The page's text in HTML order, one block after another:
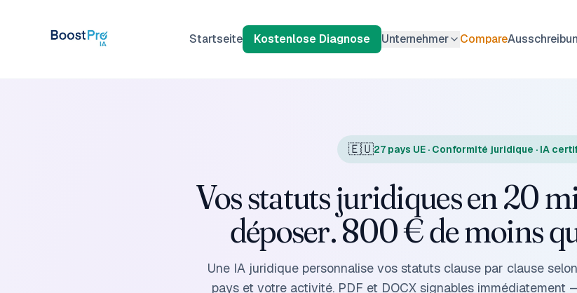
Startseite Kostenlose Diagnose Unternehmer Compare
🇪🇺27 pays UE · Conformité juridique · IA
Vos statuts juridiques en 20
déposer. 800 € de moins
Une IA juridique personnalise vos statuts clause par clause
pays et votre activité. PDF et DOCX signables immédiatement